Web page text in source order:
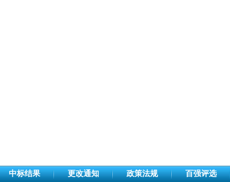
中标结果 更改通知 政策法规 百强评选